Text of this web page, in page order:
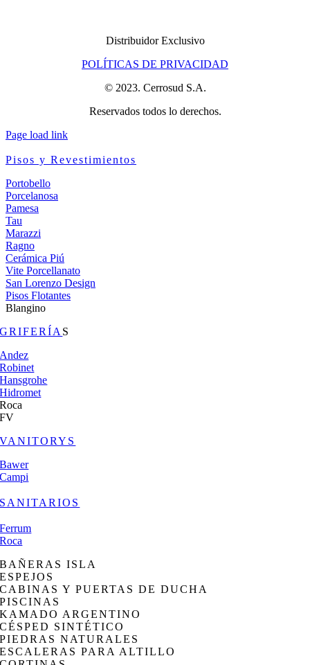
Distribuidor Exclusivo
POLÍTICAS DE PRIVACIDAD
© 2023. Cerrosud S.A.
Reservados todos lo derechos.
Page load link
Pisos y Revestimientos
Portobello
Porcelanosa
Pamesa
Tau
Marazzi
Ragno
Cerámica Piú
Vite Porcellanato
San Lorenzo Design
Pisos Flotantes
Blangino
GRIFERÍA S
Andez
Robinet
Hansgrohe
Hidromet
Roca
FV
VANITORYS
Bawer
Campi
SANITARIOS
Ferrum
Roca
BAÑERAS ISLA
ESPEJOS
CABINAS Y PUERTAS DE DUCHA
PISCINAS
KAMADO ARGENTINO
CÉSPED SINTÉTICO
PIEDRAS NATURALES
ESCALERAS PARA ALTILLO